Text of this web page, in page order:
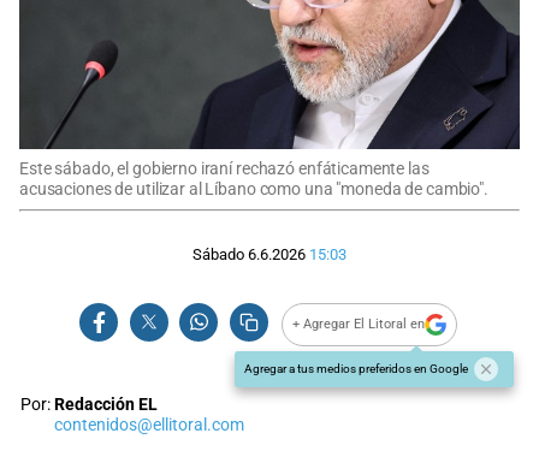
Este sábado, el gobierno iraní rechazó enfáticamente las
acusaciones de utilizar al Líbano como una "moneda de cambio".
Sábado 6.6.2026 15:03
+ Agregar El Litoral en
Agregar a tus medios preferidos en Google
Por:Redacción EL
contenidos@ellitoral.com